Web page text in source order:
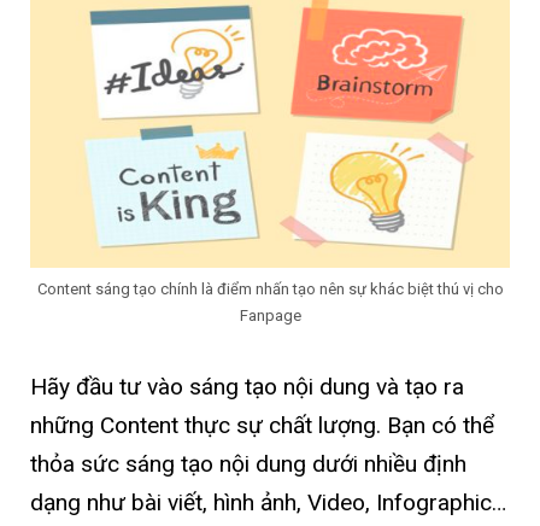
Content sáng tạo chính là điểm nhấn tạo nên sự khác biệt thú vị cho
Fanpage
Hãy đầu tư vào sáng tạo nội dung và tạo ra
những Content thực sự chất lượng. Bạn có thể
thỏa sức sáng tạo nội dung dưới nhiều định
dạng như bài viết, hình ảnh, Video, Infographic…